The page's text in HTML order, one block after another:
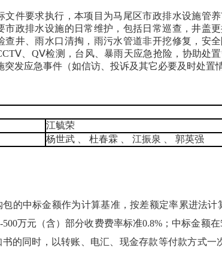
文件要求执行，本项目为马尾区市政排水设施管
市政排水设施的日常维护，包括日常巡查，井盖
查井、雨水口清掏，雨污水管道非开挖修复，安全
、QⅤ检测，台风、暴雨天应急抢险，协助处
突发应急事件（如信访、投诉及其它必要及时处置
江毓荣
杨世武 、 杜春霖 、 江振泉 、 郭英强
中标金额作为计算基准，按差额定率累进法计
万元（含）部分收费费率标准0.8%；中标金额
的同时，以转账、电汇、现金存款等付款方式